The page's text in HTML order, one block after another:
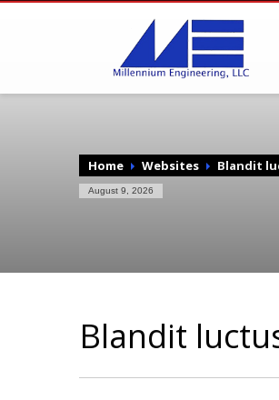
Home Websites Blandit
August 9, 2026
Blandit